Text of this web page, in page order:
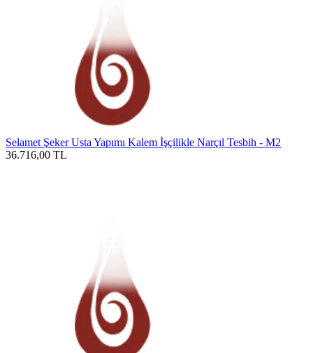
Selamet Şeker Usta Yapımı Kalem İşçilikle Narçıl Tesbih - M2
36.716,00 TL